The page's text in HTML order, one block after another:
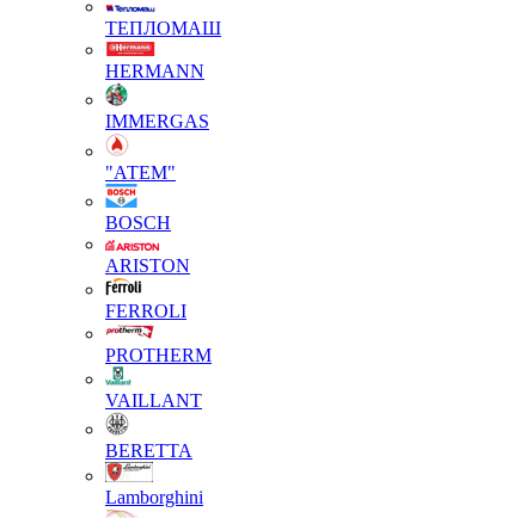
ТЕПЛОМАШ
HERMANN
IMMERGAS
"АТЕМ"
BOSCH
ARISTON
FERROLI
PROTHERM
VAILLANT
BERETTA
Lamborghini